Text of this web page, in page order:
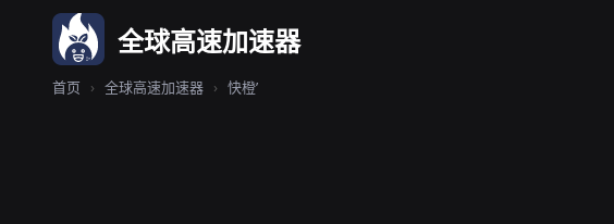
全球高速加速器
首页 › 全球高速加速器 › 快橙’